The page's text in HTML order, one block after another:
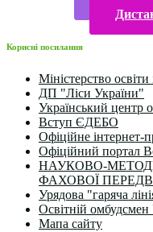
Корисні посилання
Міністерство
ДП "Ліси України"
Український центр
Вступ ЄДЕБО
Офіційне інтернет-
Офіційний портал
НАУКОВО-
ФАХОВОЇ
Урядова "гаряча
Освітній омбудсмен
Мапа сайту